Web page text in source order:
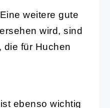
Eine weitere gute
wird, sind
die für Huchen
ebenso wichtig